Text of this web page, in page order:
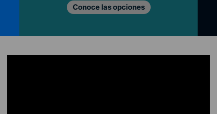
Conoce las opciones